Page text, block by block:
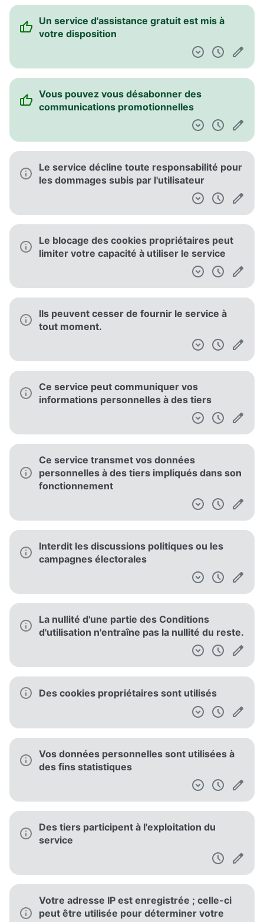
Un service d'assistance gratuit est mis à
votre disposition
Vous pouvez vous désabonner des
communications promotionnelles
Le service décline toute responsabilité pour
les dommages subis par l'utilisateur
Le blocage des cookies propriétaires peut
limiter votre capacité à utiliser le service
Ils peuvent cesser de fournir le service à
tout moment.
Ce service peut communiquer vos
informations personnelles à des tiers
Ce service transmet vos données
personnelles à des tiers impliqués dans son
fonctionnement
Interdit les discussions politiques ou les
campagnes électorales
La nullité d'une partie des Conditions
d'utilisation n'entraîne pas la nullité du reste.
Des cookies propriétaires sont utilisés
Vos données personnelles sont utilisées à
des fins statistiques
Des tiers participent à l'exploitation du
service
Votre adresse IP est enregistrée ; celle-ci
peut être utilisée pour déterminer votre